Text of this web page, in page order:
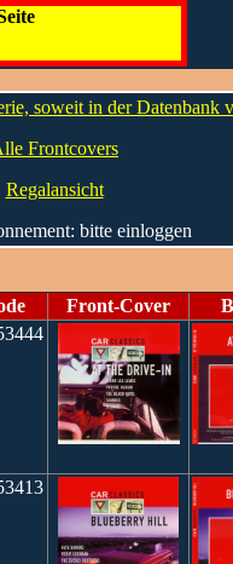
soweit in der Datenbank
Frontcovers
Regalansicht
bitte einloggen
Front-Cover